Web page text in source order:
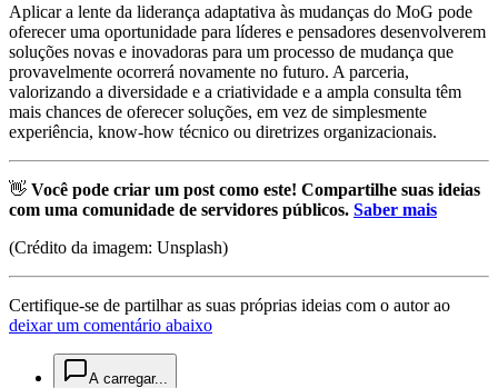
Aplicar a lente da liderança adaptativa às mudanças do MoG pode
oferecer uma oportunidade para líderes e pensadores desenvolverem
soluções novas e inovadoras para um processo de mudança que
provavelmente ocorrerá novamente no futuro. A parceria,
valorizando a diversidade e a criatividade e a ampla consulta têm
mais chances de oferecer soluções, em vez de simplesmente
experiência, know-how técnico ou diretrizes organizacionais.
👋 Você pode criar um post como este! Compartilhe suas ideias
com uma comunidade de servidores públicos. Saber mais
(Crédito da imagem: Unsplash)
Certifique-se de partilhar as suas próprias ideias com o autor ao
deixar um comentário abaixo
A carregar...